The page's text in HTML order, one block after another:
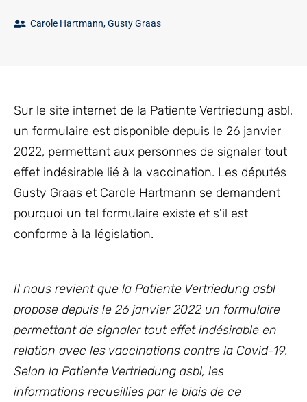
Carole Hartmann,Gusty Graas
Sur le site internet de la Patiente Vertriedung asbl,
un formulaire est disponible depuis le 26 janvier
2022, permettant aux personnes de signaler tout
effet indésirable lié à la vaccination. Les députés
Gusty Graas et Carole Hartmann se demandent
pourquoi un tel formulaire existe et s'il est
conforme à la législation.
Il nous revient que la Patiente Vertriedung asbl
propose depuis le 26 janvier 2022 un formulaire
permettant de signaler tout effet indésirable en
relation avec les vaccinations contre la Covid-19.
Selon la Patiente Vertriedung asbl, les
informations recueillies par le biais de ce